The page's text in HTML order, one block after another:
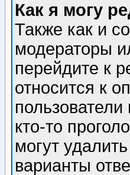
Как я могу
Также как и
модераторы
перейдите к
относится к
кто-то
могут
варианты